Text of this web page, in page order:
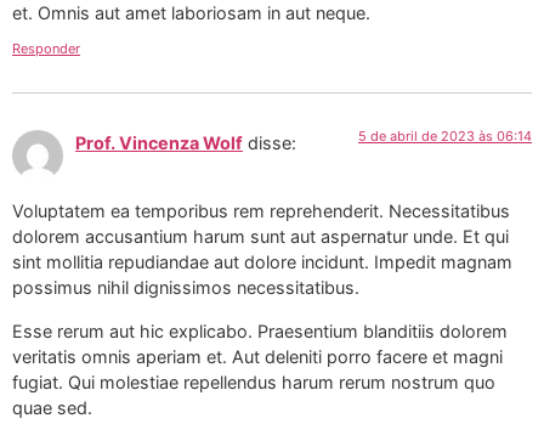
et. Omnis aut amet laboriosam in aut neque.
Responder
Prof. Vincenza Wolf disse: 5 de abril de 2023 às 06:14
Voluptatem ea temporibus rem reprehenderit. Necessitatibus
dolorem accusantium harum sunt aut aspernatur unde. Et qui
sint mollitia repudiandae aut dolore incidunt. Impedit magnam
possimus nihil dignissimos necessitatibus.
Esse rerum aut hic explicabo. Praesentium blanditiis dolorem
veritatis omnis aperiam et. Aut deleniti porro facere et magni
fugiat. Qui molestiae repellendus harum rerum nostrum quo
quae sed.